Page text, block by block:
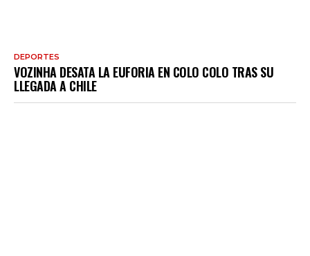
DEPORTES
VOZINHA DESATA LA EUFORIA EN COLO COLO TRAS SU
LLEGADA A CHILE